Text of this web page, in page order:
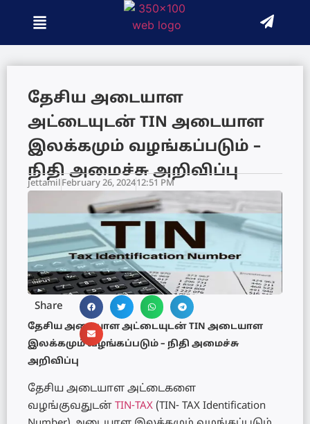
தேசிய அடையாள
அட்டையுடன் TIN அடையாள
இலக்கமும் வழங்கப்படும் –
நிதி அமைச்சு அறிவிப்பு
jettamilFebruary 26, 202412:51 PM
Share
தேசிய அடையாள அட்டையுடன் TIN அடையாள
இலக்கமும் வழங்கப்படும் – நிதி அமைச்சு
அறிவிப்பு
தேசிய அடையாள அட்டைகளை
வழங்குவதுடன் TIN-TAX (TIN- TAX Identification